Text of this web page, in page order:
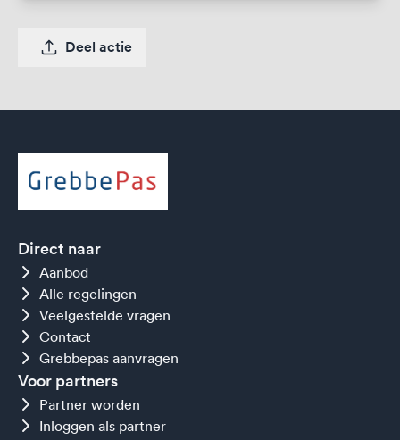
Deel actie
Direct naar
Aanbod
Alle regelingen
Veelgestelde vragen
Contact
Grebbepas aanvragen
Voor partners
Partner worden
Inloggen als partner